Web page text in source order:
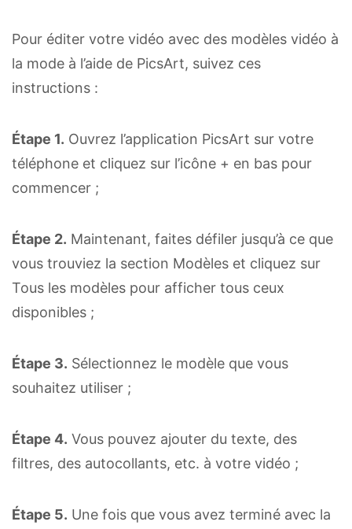
Pour éditer votre vidéo avec des modèles vidéo à
la mode à l’aide de PicsArt, suivez ces
instructions :
Étape 1. Ouvrez l’application PicsArt sur votre
téléphone et cliquez sur l’icône + en bas pour
commencer ;
Étape 2. Maintenant, faites défiler jusqu’à ce que
vous trouviez la section Modèles et cliquez sur
Tous les modèles pour afficher tous ceux
disponibles ;
Étape 3. Sélectionnez le modèle que vous
souhaitez utiliser ;
Étape 4. Vous pouvez ajouter du texte, des
filtres, des autocollants, etc. à votre vidéo ;
Étape 5. Une fois que vous avez terminé avec la